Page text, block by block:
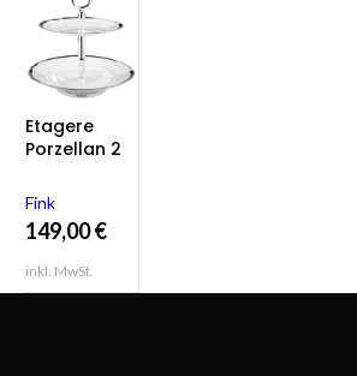
Etagere
Porzellan 2
versilbert
PLATINUM
von Fink
Living
Fink
149,00€
inkl. MwSt.